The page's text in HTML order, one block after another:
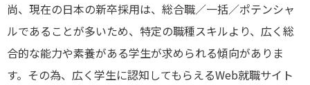
尚、現在の日本の新卒採用は、総合職／一括／ポテンシャ
ルであることが多いため、特定の職種スキルより、広く総
合的な能力や素養がある学生が求められる傾向がありま
す。その為、広く学生に認知してもらえるWeb就職サイト